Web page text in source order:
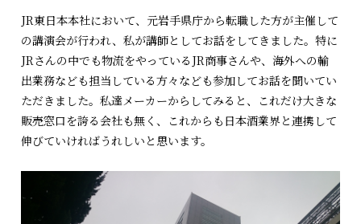
JR東日本本社において、元岩手県庁から転職した方が主催して
の講演会が行われ、私が講師としてお話をしてきました。特に
JRさんの中でも物流をやっているJR商事さんや、海外への輸
出業務なども担当している方々なども参加してお話を聞いてい
ただきました。私達メーカーからしてみると、これだけ大きな
販売窓口を誇る会社も無く、これからも日本酒業界と連携して
伸びていければうれしいと思います。